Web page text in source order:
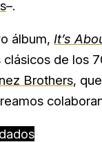
–.
álbum, It’s
de los
Brothers,